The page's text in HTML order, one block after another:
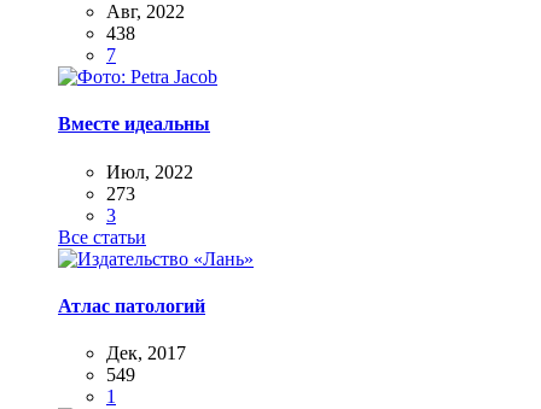
Авг, 2022
438
7
Вместе идеальны
Июл, 2022
273
3
Все статьи
Атлас патологий
Дек, 2017
549
1